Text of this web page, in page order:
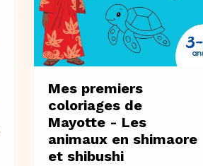
Mes premiers
coloriages de
Mayotte - Les
animaux en shimaore
et shibushi